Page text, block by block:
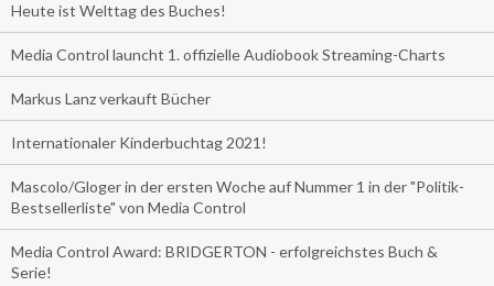
Heute ist Welttag des Buches!
Media Control launcht 1. offizielle Audiobook Streaming-Charts
Markus Lanz verkauft Bücher
Internationaler Kinderbuchtag 2021!
Mascolo/Gloger in der ersten Woche auf Nummer 1 in der "Politik-
Bestsellerliste" von Media Control
Media Control Award: BRIDGERTON - erfolgreichstes Buch &
Serie!